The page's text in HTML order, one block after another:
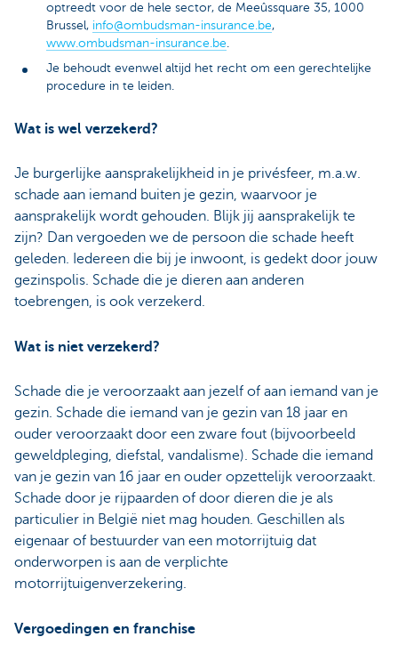
optreedt voor de hele sector, de Meeûssquare 35, 1000
Brussel, info@ombudsman-insurance.be,
www.ombudsman-insurance.be
Je behoudt evenwel altijd het recht om een gerechtelijke
procedure in te leiden.
Wat is wel verzekerd?
Je burgerlijke aansprakelijkheid in je privésfeer, m.a.w.
schade aan iemand buiten je gezin, waarvoor je
aansprakelijk wordt gehouden. Blijk jij aansprakelijk te
zijn? Dan vergoeden we de persoon die schade heeft
geleden. Iedereen die bij je inwoont, is gedekt door jouw
gezinspolis. Schade die je dieren aan anderen
toebrengen, is ook verzekerd.
Wat is niet verzekerd?
Schade die je veroorzaakt aan jezelf of aan iemand van je
gezin. Schade die iemand van je gezin van 18 jaar en
ouder veroorzaakt door een zware fout (bijvoorbeeld
geweldpleging, diefstal, vandalisme). Schade die iemand
van je gezin van 16 jaar en ouder opzettelijk veroorzaakt.
Schade door je rijpaarden of door dieren die je als
particulier in België niet mag houden. Geschillen als
eigenaar of bestuurder van een motorrijtuig dat
onderworpen is aan de verplichte
motorrijtuigenverzekering.
Vergoedingen en franchise